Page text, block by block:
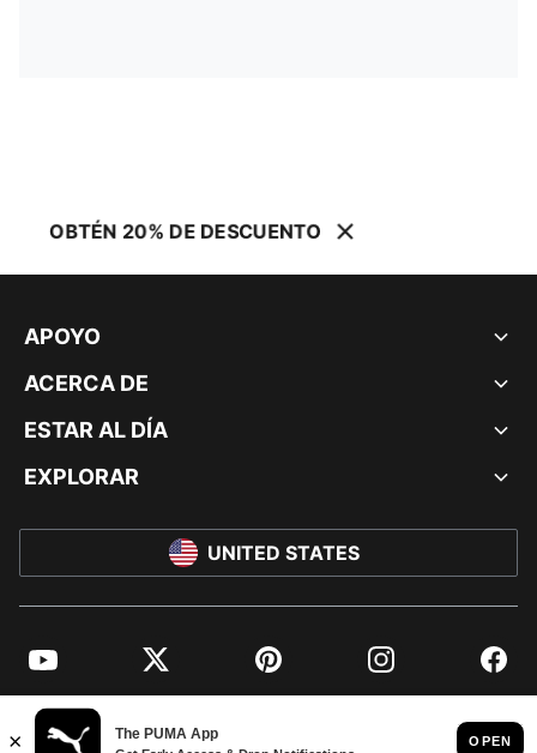
OBTÉN 20% DE DESCUENTO
APOYO
ACERCA DE
ESTAR AL DÍA
EXPLORAR
UNITED STATES
YouTube Twitter Pinterest Instagram
© PUMA NORTH AMERICA, INC.
IMPRINT AND LEGAL DATA